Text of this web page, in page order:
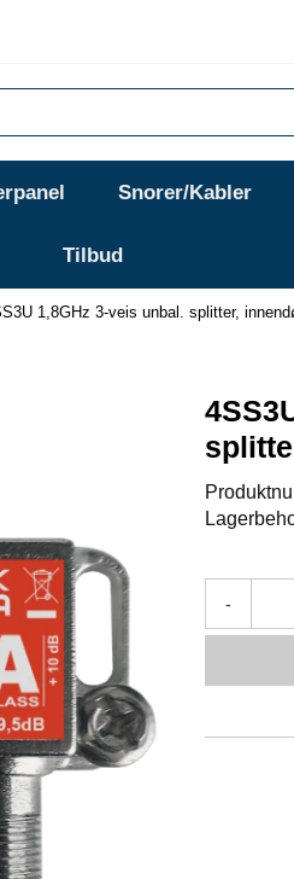
Snorer/Kabler
Tilbud
1,8GHz 3-veis unbal. splitter,
-